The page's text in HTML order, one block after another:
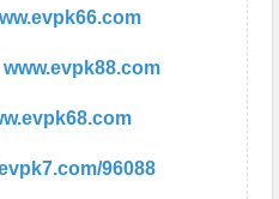
www.evpk88.com
96088